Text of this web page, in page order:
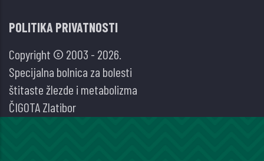
POLITIKA PRIVATNOSTI
Copyright © 2003 - 2026.
Specijalna bolnica za bolesti
štitaste žlezde i metabolizma
ČIGOTA Zlatibor